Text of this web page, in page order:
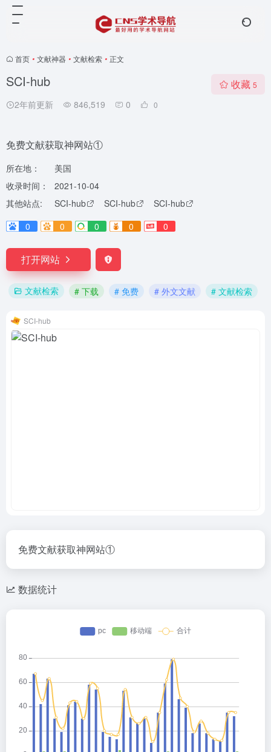
首页 • 文献神器 • 文献检索 • 正文
SCI-hub
2年前更新 846,519 0 0
收藏 5
免费文献获取神网站①
所在地：
美国
收录时间：
2021-10-04
其他站点:
SCI-hub SCI-hub
SCI-hub
0
0 0 0 0
打开网站
文献检索 # 下载 # 免费 # 外文文献 # 文献检索
SCI-hub
免费文献获取神网站①
数据统计